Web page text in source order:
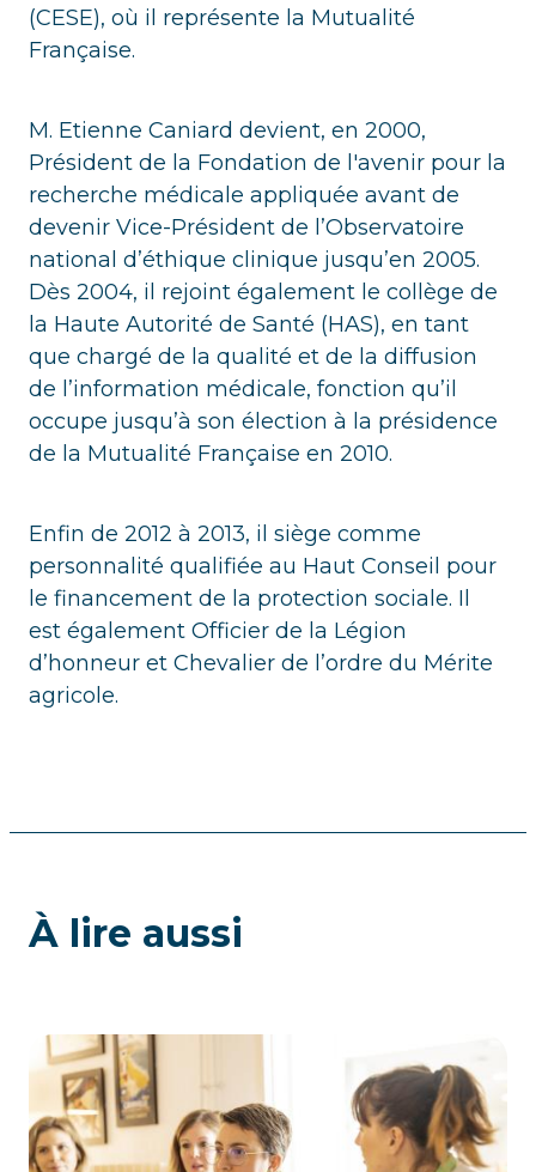
(CESE), où il représente la Mutualité
Française.
M. Etienne Caniard devient, en 2000,
Président de la Fondation de l'avenir pour la
recherche médicale appliquée avant de
devenir Vice-Président de l’Observatoire
national d’éthique clinique jusqu’en 2005.
Dès 2004, il rejoint également le collège de
la Haute Autorité de Santé (HAS), en tant
que chargé de la qualité et de la diffusion
de l’information médicale, fonction qu’il
occupe jusqu’à son élection à la présidence
de la Mutualité Française en 2010.
Enfin de 2012 à 2013, il siège comme
personnalité qualifiée au Haut Conseil pour
le financement de la protection sociale. Il
est également Officier de la Légion
d’honneur et Chevalier de l’ordre du Mérite
agricole.
À lire aussi